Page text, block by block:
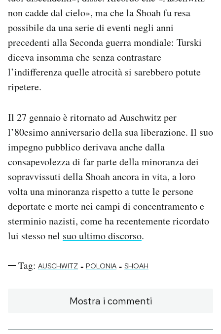
non cadde dal cielo», ma che la Shoah fu resa
possibile da una serie di eventi negli anni
precedenti alla Seconda guerra mondiale: Turski
diceva insomma che senza contrastare
l’indifferenza quelle atrocità si sarebbero potute
ripetere.
Il 27 gennaio è ritornato ad Auschwitz per
l’80esimo anniversario della sua liberazione. Il suo
impegno pubblico derivava anche dalla
consapevolezza di far parte della minoranza dei
sopravvissuti della Shoah ancora in vita, a loro
volta una minoranza rispetto a tutte le persone
deportate e morte nei campi di concentramento e
sterminio nazisti, come ha recentemente ricordato
lui stesso nel suo ultimo discorso.
Tag: AUSCHWITZ - POLONIA - SHOAH
Mostra i commenti